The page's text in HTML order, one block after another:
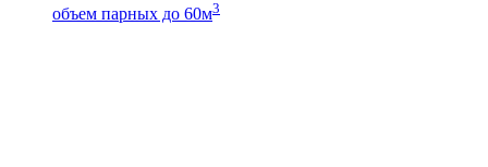
объем парных до 60м3